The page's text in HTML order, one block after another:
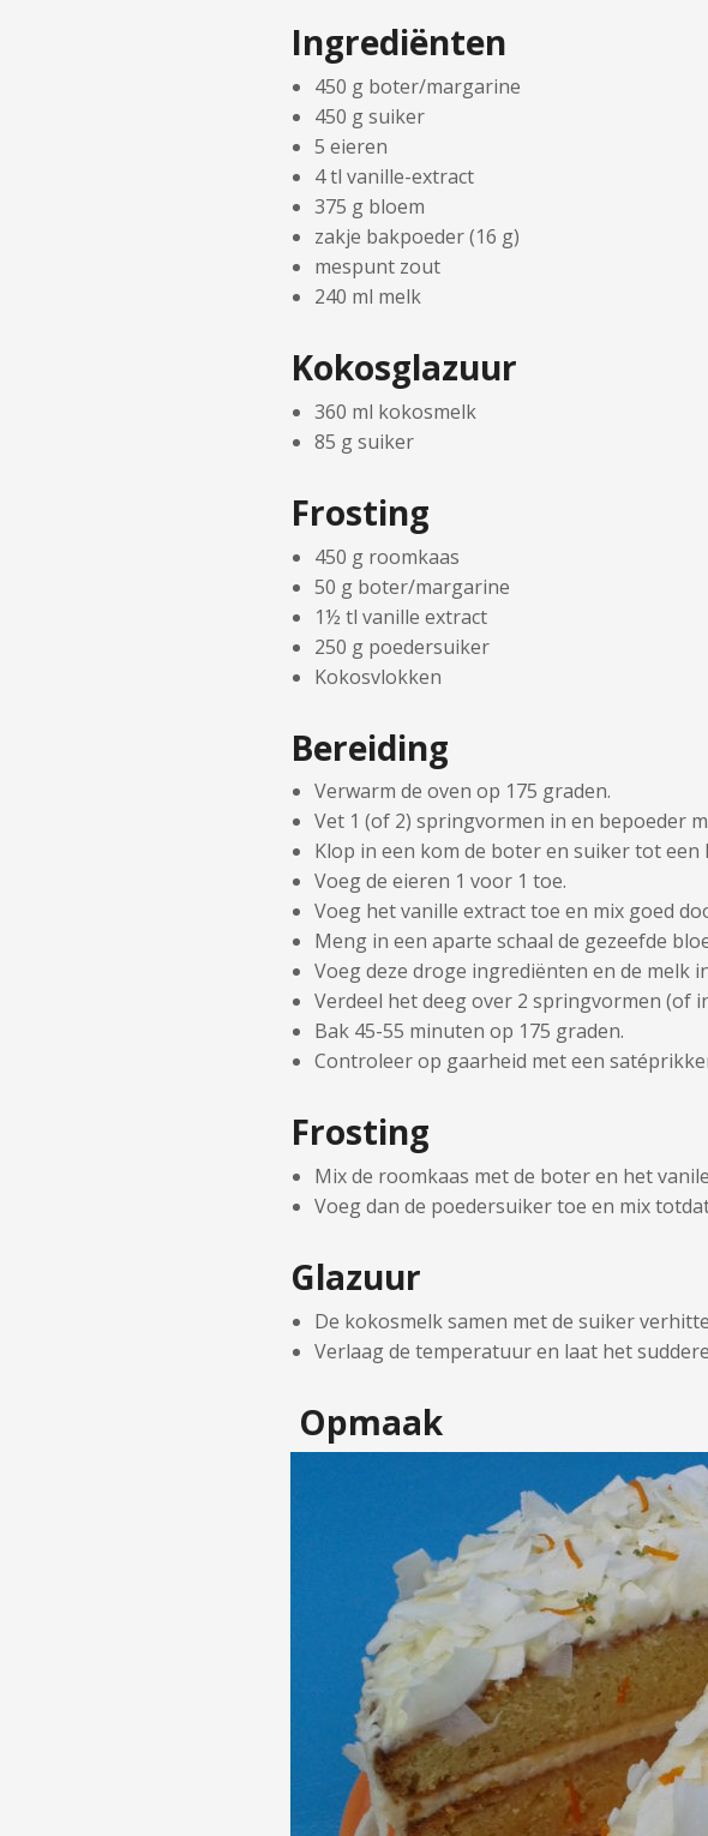
Ingrediënten
450 g boter/margarine
450 g suiker
5 eieren
4 tl vanille-extract
375 g bloem
zakje bakpoeder (16 g)
mespunt zout
240 ml melk
Kokosglazuur
360 ml kokosmelk
85 g suiker
Frosting
450 g roomkaas
50 g boter/margarine
1½ tl vanille extract
250 g poedersuiker
Kokosvlokken
Bereiding
Verwarm de oven op 175 graden.
Vet 1 (of 2) springvormen in en bepoeder
Klop in een kom de boter en suiker tot een
Voeg de eieren 1 voor 1 toe.
Voeg het vanille extract toe en mix goed
Meng in een aparte schaal de gezeefde
Voeg deze droge ingrediënten en de melk
Verdeel het deeg over 2 springvormen (of
Bak 45-55 minuten op 175 graden.
Controleer op gaarheid met een
Frosting
Mix de roomkaas met de boter en het
Voeg dan de poedersuiker toe en mix
Glazuur
De kokosmelk samen met de suiker
Verlaag de temperatuur en laat het
Opmaak